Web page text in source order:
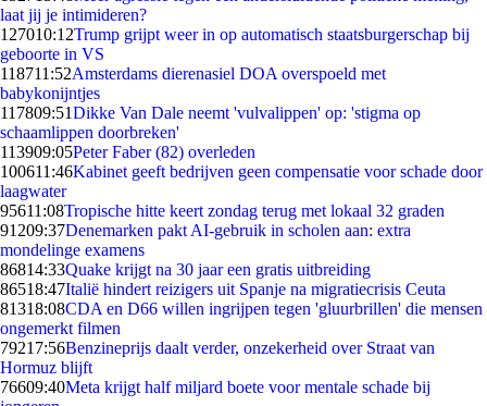
laat jij je intimideren?
127010:12Trump grijpt weer in op automatisch staatsburgerschap bij
geboorte in VS
118711:52Amsterdams dierenasiel DOA overspoeld met
babykonijntjes
117809:51Dikke Van Dale neemt 'vulvalippen' op: 'stigma op
schaamlippen doorbreken'
113909:05Peter Faber (82) overleden
100611:46Kabinet geeft bedrijven geen compensatie voor schade door
laagwater
95611:08Tropische hitte keert zondag terug met lokaal 32 graden
91209:37Denemarken pakt AI-gebruik in scholen aan: extra
mondelinge examens
86814:33Quake krijgt na 30 jaar een gratis uitbreiding
86518:47Italië hindert reizigers uit Spanje na migratiecrisis Ceuta
81318:08CDA en D66 willen ingrijpen tegen 'gluurbrillen' die mensen
ongemerkt filmen
79217:56Benzineprijs daalt verder, onzekerheid over Straat van
Hormuz blijft
76609:40Meta krijgt half miljard boete voor mentale schade bij